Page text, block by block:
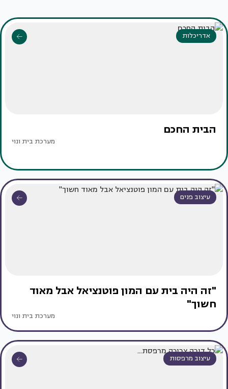
אדריכלות
הבית החכם
מערכת בית ונוי
עיצוב פנים
"זה היה בית עם המון פוטנציאל אבל מאוד
חשוך"
מערכת בית ונוי
עיצוב מרפסות